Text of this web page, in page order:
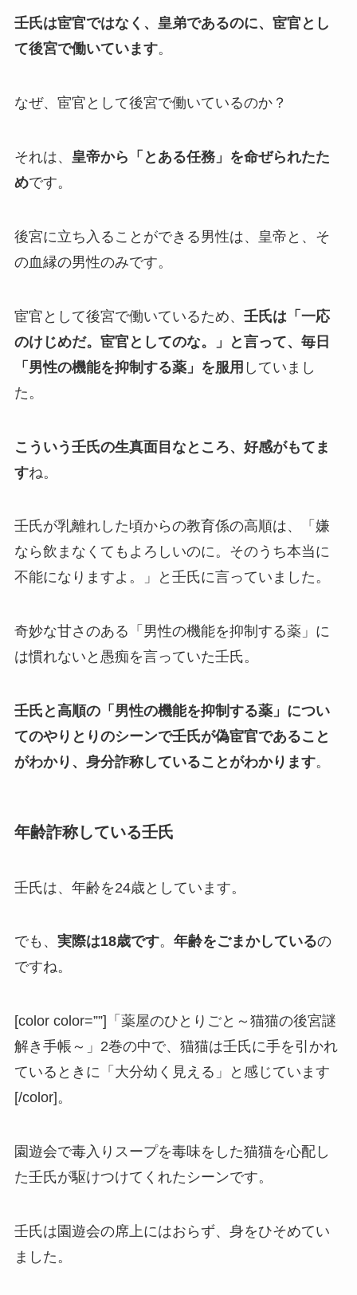
壬氏は宦官ではなく、皇弟であるのに、宦官とし
て後宮で働いています。
なぜ、宦官として後宮で働いているのか？
それは、 皇帝から「とある任務」を命ぜられたた
めです。
後宮に立ち入ることができる男性は、皇帝と、そ
の血縁の男性のみです。
宦官として後宮で働いているため、 壬氏は「一応
のけじめだ。宦官としてのな。」と言って、毎日
「男性の機能を抑制する薬」を服用 していまし
た。
こういう壬氏の生真面目なところ、好感がもてま
すね。
壬氏が乳離れした頃からの教育係の高順は、「嫌
なら飲まなくてもよろしいのに。そのうち本当に
不能になりますよ。」と壬氏に言っていました。
奇妙な甘さのある「男性の機能を抑制する薬」に
は慣れないと愚痴を言っていた壬氏。
壬氏と高順の「男性の機能を抑制する薬」につい
てのやりとりのシーンで壬氏が偽宦官であること
がわかり、身分詐称していることがわかります。
年齢詐称している壬氏
壬氏は、年齢を24歳としています。
でも、 実際は18歳です。 年齢をごまかしているの
ですね。
[color color=””]「薬屋のひとりごと～猫猫の後宮謎
解き手帳～」2巻の中で、猫猫は壬氏に手を引かれ
ているときに「大分幼く見える」と感じています
[/color]。
園遊会で毒入りスープを毒味をした猫猫を心配し
た壬氏が駆けつけてくれたシーンです。
壬氏は園遊会の席上にはおらず、身をひそめてい
ました。